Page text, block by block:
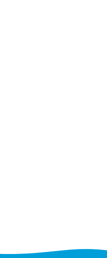
zzgl.
angegeben.